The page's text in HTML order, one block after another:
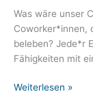
Was wäre unser
Coworker*innen,
beleben? Jede*r
Fähigkeiten mit
Community
Weiterlesen »